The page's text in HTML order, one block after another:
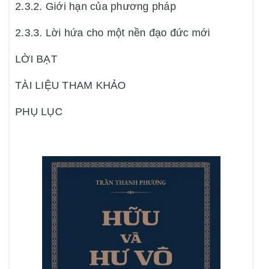
2.3.2. Giới hạn của phương pháp
2.3.3. Lời hứa cho một nền đạo đức mới
LỜI BẠT
TÀI LIỆU THAM KHẢO
PHỤ LỤC